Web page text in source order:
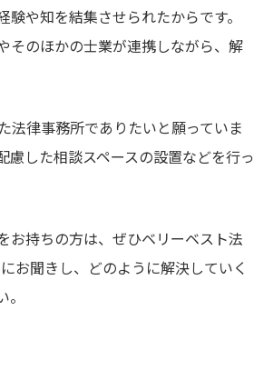
や知を結集させられたからです。
そのほかの士業が連携しながら、解
法律事務所でありたいと願っていま
した相談スペースの設置などを行っ
お持ちの方は、ぜひベリーベスト法
お聞きし、どのように解決していく